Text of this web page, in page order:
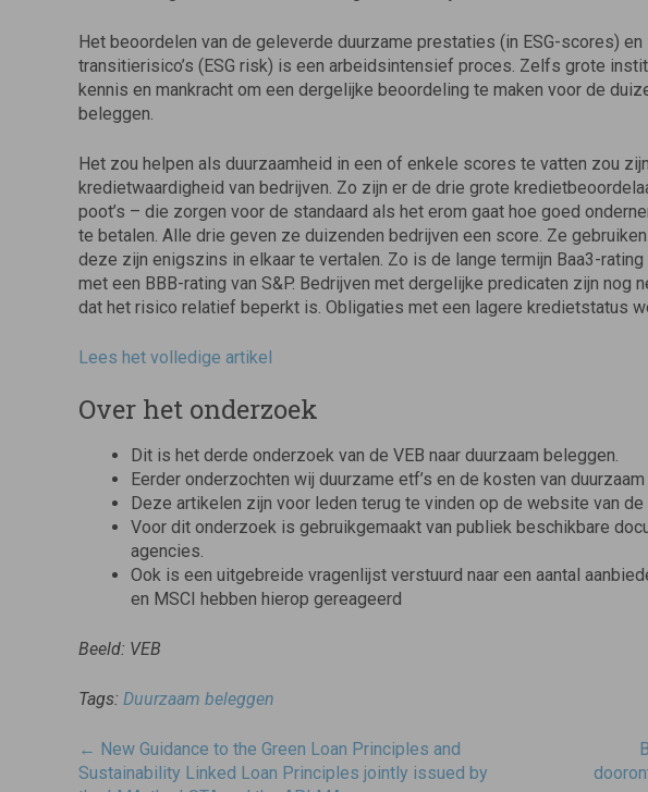
Het beoordelen van de geleverde duurzame prestaties (in ESG-scores)
transitierisico’s (ESG risk) is een arbeidsintensief proces. Zelfs grote
kennis en mankracht om een dergelijke beoordeling te maken voor de
beleggen.
Het zou helpen als duurzaamheid in een of enkele scores te vatten zou
kredietwaardigheid van bedrijven. Zo zijn er de drie grote
poot’s – die zorgen voor de standaard als het erom gaat hoe goed
te betalen. Alle drie geven ze duizenden bedrijven een score. Ze
deze zijn enigszins in elkaar te vertalen. Zo is de lange termijn Baa3-
met een BBB-rating van S&P. Bedrijven met dergelijke predicaten zijn nog
dat het risico relatief beperkt is. Obligaties met een lagere kredietstatus
Lees het volledige artikel
Over het onderzoek
Dit is het derde onderzoek van de VEB naar duurzaam beleggen.
Eerder onderzochten wij duurzame etf’s en de kosten van
Deze artikelen zijn voor leden terug te vinden op de website van de
Voor dit onderzoek is gebruikgemaakt van publiek beschikbare
agencies.
Ook is een uitgebreide vragenlijst verstuurd naar een aantal
en MSCI hebben hierop gereageerd
Beeld: VEB
Tags: Duurzaam beleggen
Post
navigatie
← New Guidance to the Green Loan Principles and
Sustainability Linked Loan Principles jointly issued by